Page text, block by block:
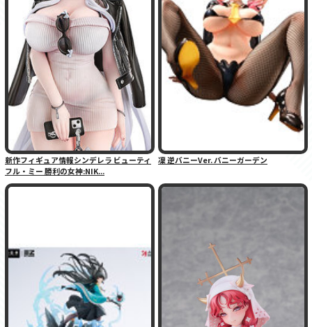
新作フィギュア情報シンデレラ ビューティ
フル・ミー 勝利の女神:NIK...
凜 逆バニーVer. バニーガーデン